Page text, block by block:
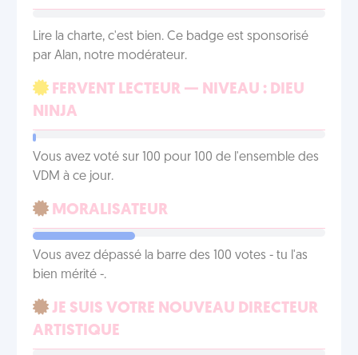
Lire la charte, c'est bien. Ce badge est sponsorisé
par Alan, notre modérateur.
FERVENT LECTEUR — NIVEAU : DIEU
NINJA
Vous avez voté sur 100 pour 100 de l'ensemble des
VDM à ce jour.
MORALISATEUR
Vous avez dépassé la barre des 100 votes - tu l'as
bien mérité -.
JE SUIS VOTRE NOUVEAU DIRECTEUR
ARTISTIQUE